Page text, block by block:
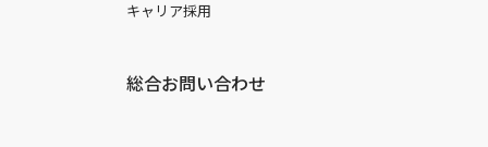
キャリア採用
総合お問い合わせ